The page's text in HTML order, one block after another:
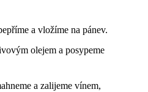
a vložíme na pánev.
olejem a posypeme
a zalijeme vínem,